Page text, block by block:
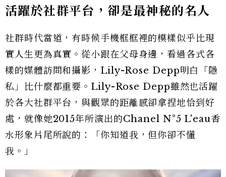
活躍於社群平台，卻是最神秘的名人
社群時代當道，有時候手機框框裡的模樣似乎比現
實人生更為真實。從小跟在父母身邊，看過各式各
樣的媒體訪問和攝影，Lily-Rose Depp明白「隱
私」比什麼都重要。Lily-Rose Depp雖然也活躍
於各大社群平台，與觀眾的距離感卻拿捏地恰到好
處，就像她2015年所演出的Chanel N°5 L'eau香
水形象片尾所說的：「你知道我，但你卻不懂
我。」